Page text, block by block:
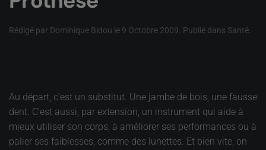
Rédigé par Dominique Bidou le 9 Octobre 2009 . Publié dans Santé
Au départ, c’est un substitut. Une jambe de bois, une fausse
dent. C’est aussi, par extension, un instrument qui aide à
mieux utiliser son corps, à améliorer ses performances ou à
palier ses faiblesses, comme des lunettes. Et bien vite, on